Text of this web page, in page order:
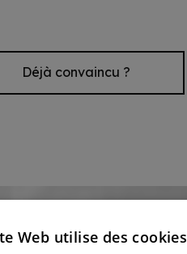
Déjà convaincu ?
Web utilise des cookies